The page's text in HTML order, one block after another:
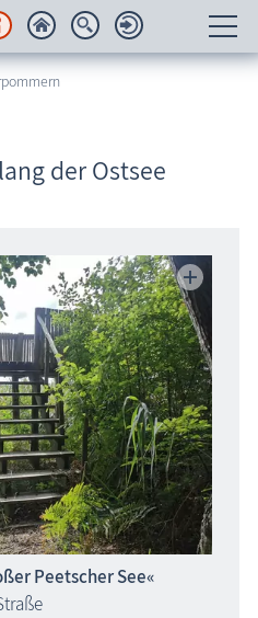
der Ostsee
Peetscher See«